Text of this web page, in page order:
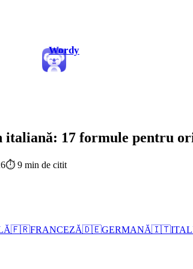
Wordy
italiană: 17 formule pentru
⏱ 9 min de citit
🇫🇷FRANCEZĂ🇩🇪GERMANĂ🇮🇹